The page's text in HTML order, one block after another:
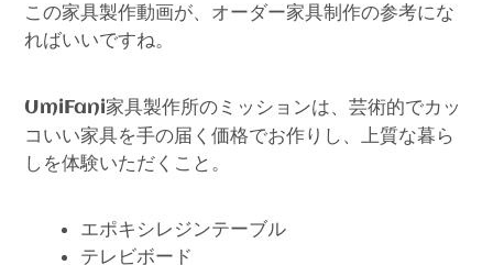
この家具製作動画が、オーダー家具制作の参考にな
ればいいですね。
UmiFani家具製作所のミッションは、芸術的でカッ
コいい家具を手の届く価格でお作りし、上質な暮ら
しを体験いただくこと。
エポキシレジンテーブル
テレビボード